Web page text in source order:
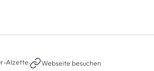
Alzette· Webseite besuchen